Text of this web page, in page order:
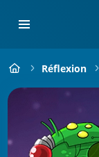
Réflexion